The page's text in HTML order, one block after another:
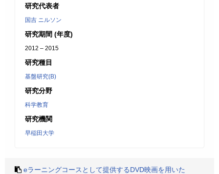
研究代表者
国吉 ニルソン
研究期間 (年度)
2012 – 2015
研究種目
基盤研究(B)
研究分野
科学教育
研究機関
早稲田大学
eラーニングコースとして提供するDVD映画を用いた